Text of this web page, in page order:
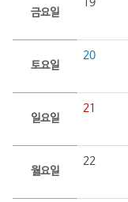
금요일
토요일
20
일요일
21
월요일
22